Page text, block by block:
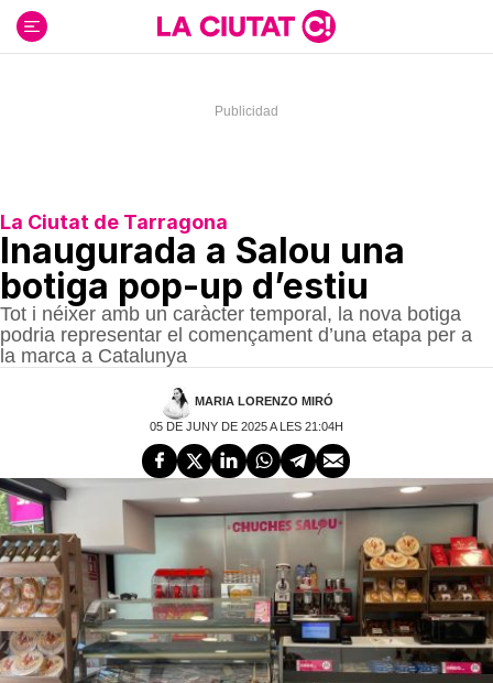
contenido
La Ciutat de Tarragona
Inaugurada a Salou una
botiga pop-up d’estiu
Tot i néixer amb un caràcter temporal, la nova botiga
podria representar el començament d’una etapa per a
la marca a Catalunya
MARIA LORENZO MIRÓ
05 DE JUNY DE 2025 A LES 21:04H